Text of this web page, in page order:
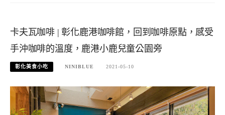
卡夫瓦咖啡 | 彰化鹿港咖啡館，回到咖啡原點，感受
手沖咖啡的溫度，鹿港小鹿兒童公園旁
彰化美食小吃 NINIBLUE 2021-05-10